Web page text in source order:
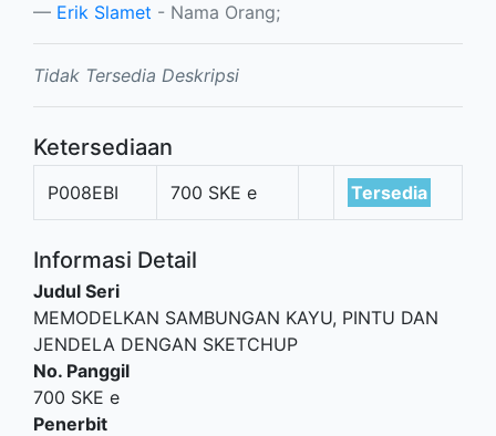
Erik Slamet - Nama Orang;
Tidak Tersedia Deskripsi
Ketersediaan
P008EBI 700 SKE e Tersedia
Informasi Detail
Judul Seri
MEMODELKAN SAMBUNGAN KAYU, PINTU DAN
JENDELA DENGAN SKETCHUP
No. Panggil
700 SKE e
Penerbit